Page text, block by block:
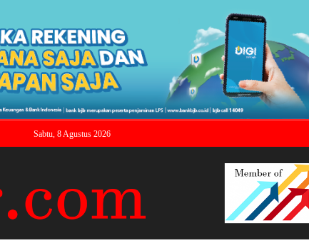
Sabtu, 8 Agustus 2026